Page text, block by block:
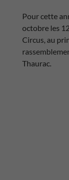
Pour cette
octobre les
Circus, au
Thaurac.